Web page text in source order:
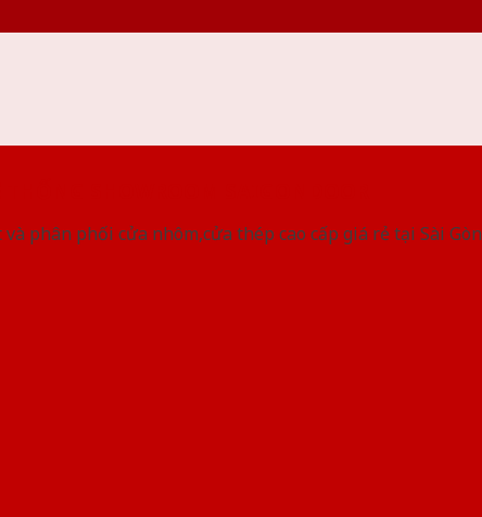
phân phối cửa nhôm,cửa thép cao cấp giá rẻ tại Sài Gòn